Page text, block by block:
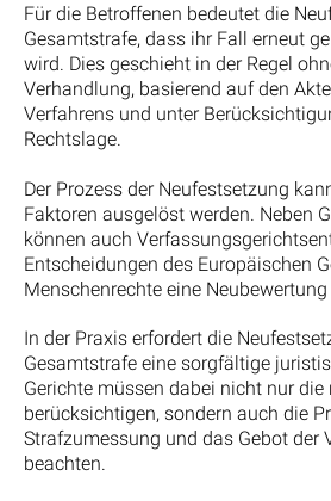
Für die Betroffenen bedeutet die
Gesamtstrafe, dass ihr Fall erneut
wird. Dies geschieht in der Regel
Verhandlung, basierend auf den
Verfahrens und unter
Rechtslage.
Der Prozess der Neufestsetzung
Faktoren ausgelöst werden. Neben
können auch
Entscheidungen des Europäischen
Menschenrechte eine
In der Praxis erfordert die
Gesamtstrafe eine sorgfältige
Gerichte müssen dabei nicht nur die
berücksichtigen, sondern auch die
Strafzumessung und das Gebot der
beachten.